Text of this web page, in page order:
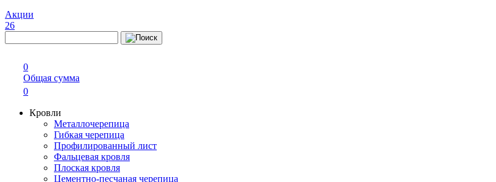
Акции
26
0
Общая сумма
0
Кровли
Металлочерепица
Гибкая черепица
Профилированный лист
Фальцевая кровля
Плоская кровля
Цементно-песчаная черепица